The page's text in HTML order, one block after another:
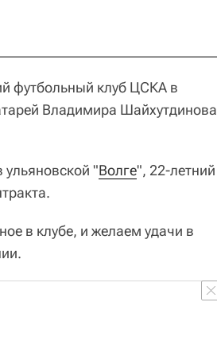
футбольный клуб ЦСКА в
Владимира Шайхутдинова
"Волге", 22-летний
в клубе, и желаем удачи в